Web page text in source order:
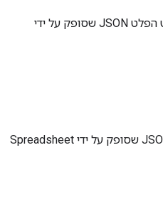
בדוגמה הזו מוצגת רשימה של פוסטים עדכניים מבלוג שמארח ב-Blogger Beta באמצעות פורמט הפלט JSON שסופק על ידי
בדוגמה הזו מוצגות נתונים מגיליון אלקטרוני של Google בדף אינטרנט באמצעות פורמט הפלט JSON שסופק על ידי Spreadsheet